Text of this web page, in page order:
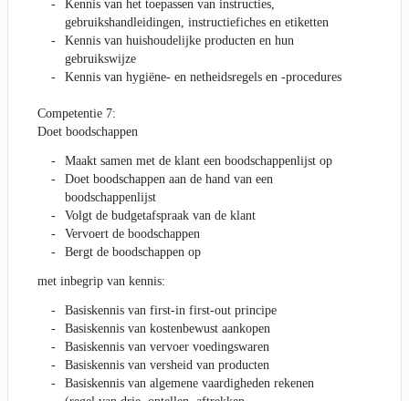
Kennis van het toepassen van instructies,
gebruikshandleidingen, instructiefiches en etiketten
Kennis van huishoudelijke producten en hun
gebruikswijze
Kennis van hygiëne- en netheidsregels en -procedures
Competentie 7:
Doet boodschappen
Maakt samen met de klant een boodschappenlijst op
Doet boodschappen aan de hand van een
boodschappenlijst
Volgt de budgetafspraak van de klant
Vervoert de boodschappen
Bergt de boodschappen op
met inbegrip van kennis:
Basiskennis van first-in first-out principe
Basiskennis van kostenbewust aankopen
Basiskennis van vervoer voedingswaren
Basiskennis van versheid van producten
Basiskennis van algemene vaardigheden rekenen